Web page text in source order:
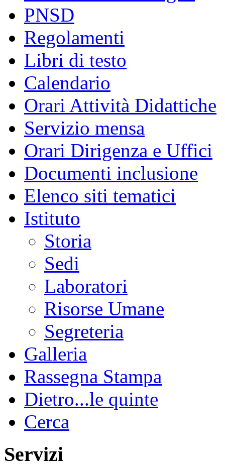
PNSD
Regolamenti
Libri di testo
Calendario
Orari Attività Didattiche
Servizio mensa
Orari Dirigenza e Uffici
Documenti inclusione
Elenco siti tematici
Istituto
Storia
Sedi
Laboratori
Risorse Umane
Segreteria
Galleria
Rassegna Stampa
Dietro...le quinte
Cerca
Servizi